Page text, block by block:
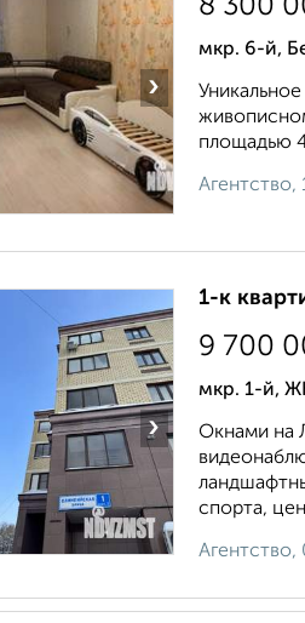
›
8 300
мкр. 6-й,
площадью
Агентство,
›
1-к
9 700
мкр. 1-й,
Окнами на
спорта,